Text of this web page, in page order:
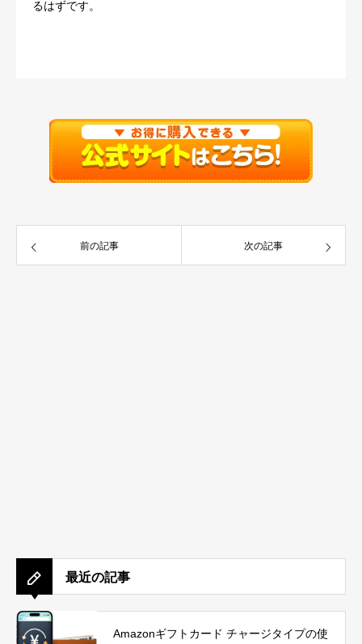
るはずです。
前の記事 次の記事
最近の記事
Amazonギフトカード チャージタイプの使